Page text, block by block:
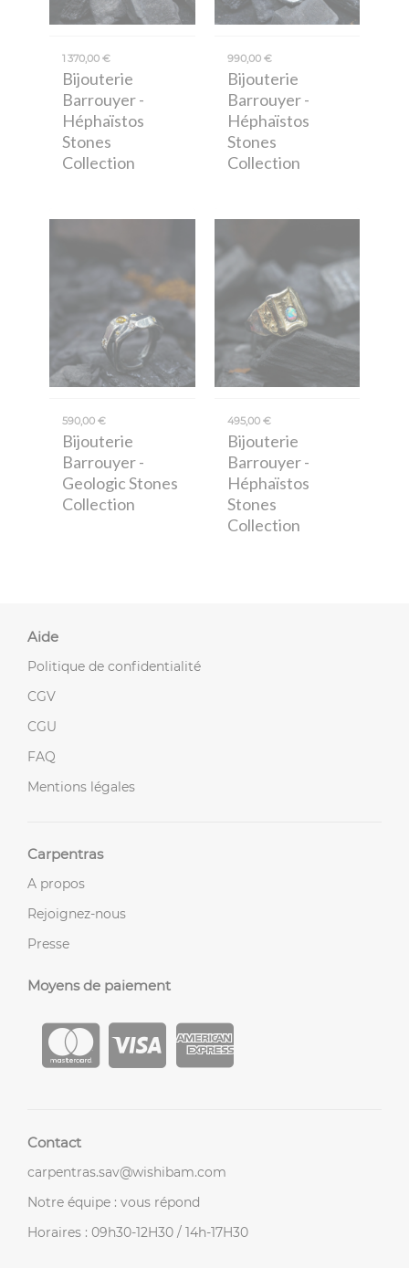
1 370,00 €
Bijouterie
Barrouyer-
Héphaïstos
Stones
Collection
990,00 €
Bijouterie
Barrouyer-
Héphaïstos
Stones
Collection
590,00 €
Bijouterie
Barrouyer-
Geologic Stones
Collection
495,00 €
Bijouterie
Barrouyer-
Héphaïstos
Stones
Collection
Aide
Politique de confidentialité
CGV
CGU
FAQ
Mentions légales
Carpentras
A propos
Rejoignez-nous
Presse
Moyens de paiement
Contact
carpentras.sav@wishibam.com
Notre équipe : vous répond
Horaires : 09h30-12H30 / 14h-17H30